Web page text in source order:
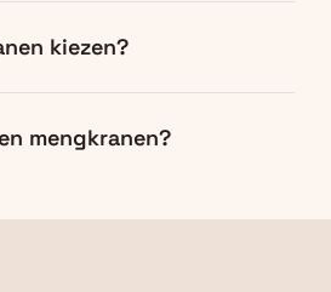
kiezen?
mengkranen?